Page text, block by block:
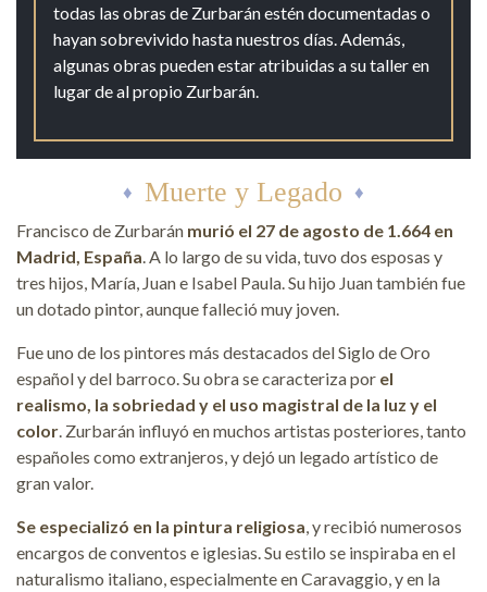
todas las obras de Zurbarán estén documentadas o
hayan sobrevivido hasta nuestros días. Además,
algunas obras pueden estar atribuidas a su taller en
lugar de al propio Zurbarán.
Muerte y Legado
Francisco de Zurbarán murió el 27 de agosto de 1.664 en
Madrid, España . A lo largo de su vida, tuvo dos esposas y
tres hijos, María, Juan e Isabel Paula. Su hijo Juan también fue
un dotado pintor, aunque falleció muy joven.
Fue uno de los pintores más destacados del Siglo de Oro
español y del barroco. Su obra se caracteriza por el
realismo, la sobriedad y el uso magistral de la luz y el
color . Zurbarán influyó en muchos artistas posteriores, tanto
españoles como extranjeros, y dejó un legado artístico de
gran valor.
Se especializó en la pintura religiosa , y recibió numerosos
encargos de conventos e iglesias. Su estilo se inspiraba en el
naturalismo italiano, especialmente en Caravaggio, y en la